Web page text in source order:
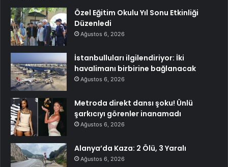
Özel Eğitim Okulu Yıl Sonu Etkinliği
Düzenledi
Ağustos 6, 2026
İstanbulluları ilgilendiriyor: İki
havalimanı birbirine bağlanacak
Ağustos 6, 2026
Metroda direkt dansı şoku! Ünlü
şarkıcıyı görenler inanamadı
Ağustos 6, 2026
Alanya’da Kaza: 2 Ölü, 3 Yaralı
Ağustos 6, 2026